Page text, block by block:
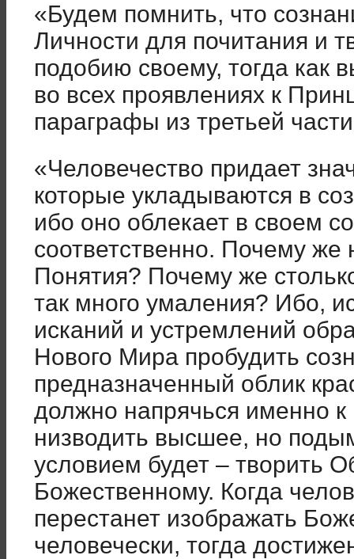
«Будем помнить, что
Личности для почитания и
подобию своему, тогда как
во всех проявлениях к
параграфы из третьей
«Человечество придает
которые укладываются в
ибо оно облекает в своем
соответственно. Почему
Понятия? Почему же
так много умаления? Ибо,
исканий и устремлений
Нового Мира пробудить
предназначенный облик
должно напрячься именно
низводить высшее, но
условием будет – творить
Божественному. Когда
перестанет изображать
человечески, тогда